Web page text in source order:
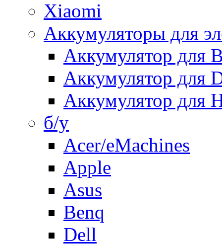
Xiaomi
Аккумуляторы для
Аккумулятор для
Аккумулятор для
Аккумулятор для
б/у
Acer/eMachines
Apple
Asus
Benq
Dell